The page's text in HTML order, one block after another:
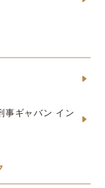
事ギャバン イン